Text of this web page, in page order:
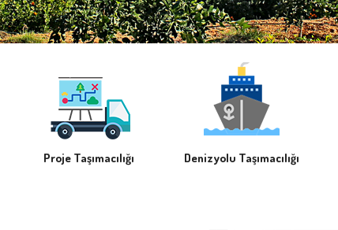
Proje Taşımacılığı Denizyolu Taşımacılığı